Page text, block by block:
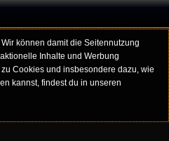
können damit die Seitennutzung
Inhalte und Werbung
Cookies und insbesondere dazu, wie
kannst, findest du in unseren